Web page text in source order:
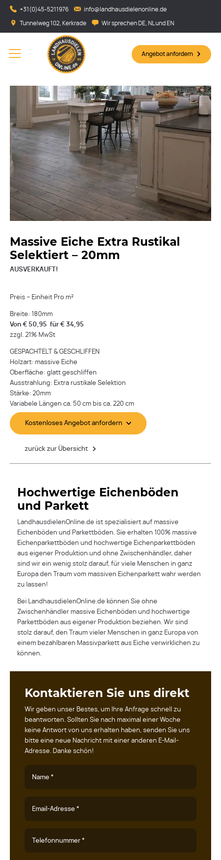
+31(0)45-5211976 info@landhausdielenonline.de
Tunnelweg 102, Kerkrade Wir sprechen DE, NL und EN
Angebot anfordern
Massive Eiche Extra Rustikal
Selektiert – 20mm
AUSVERKAUFT!
Preis – Einheit Pro m²
Breite: 180mm
Von € 50,95 für € 34,95
zzgl. 21% MwSt
GESPACHTELT & GESCHLIFFEN
Holzart: massive Eiche
Oberfläche: glatt geschliffen
Ausstrahlung: Extra rustikale Selektion
Stärke: 20mm
Variabele Längen ca. 50 cm bis ca. 220 cm
Kostenloses Angebot anfordern
zurück zur Übersicht
Hochwertige Eichenböden
und Parkett
LandhausdielenOnline.de ist spezialisiert auf massive
Eichenböden und Parkettböden. Sie erhalten 100% massive
Eichenparkettböden und hochwertige Eichenparkettböden
aus eigener Produktion und ohne Zwischenhändler, daher
sind wir ein wenig stolz darauf, für viele Menschen in ganz
Europa den Traum vom massiven Eichenparkett wahr werden
zu lassen!
Bei LandhausdielenOnline.de können Sie ohne
Zwischenhändler massive Eichenböden und hochwertige
Parkettböden aus eigener Produktion beziehen. Wir sind
stolz darauf, den Traum vieler Menschen in ganz Europa von
einem bezahlbaren Massivparkett aus Eiche verwirklichen zu
können.
Kontaktieren Sie uns direkt
Wir geben unser Bestes, um Ihre Anfrage schnell zu
beantworten. Sollten Sie nach maximal einer Woche
keine Antwort von uns erhalten haben, senden Sie uns
bitte eine neue Nachricht mit einer anderen E-Mail-
Adresse. Danke schön!
Name *
Email-Adresse *
Telefonnummer *